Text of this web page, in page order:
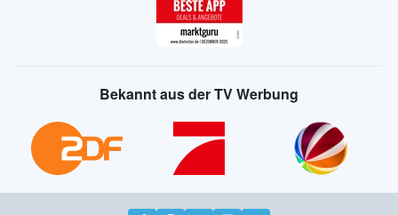
Bekannt aus der TV Werbung